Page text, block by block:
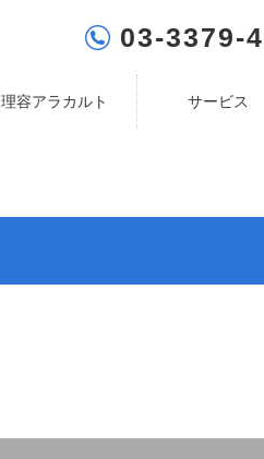
03-3379-
理容アラカルト サービス